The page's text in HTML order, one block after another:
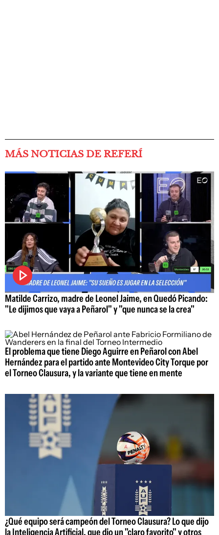
MÁS NOTICIAS DE REFERÍ
Matilde Carrizo, madre de Leonel Jaime, en Quedó Picando:
"Le dijimos que vaya a Peñarol" y "que nunca se la crea"
El problema que tiene Diego Aguirre en Peñarol con Abel
Hernández para el partido ante Montevideo City Torque por
el Torneo Clausura, y la variante que tiene en mente
¿Qué equipo será campeón del Torneo Clausura? Lo que dijo
la Inteligencia Artificial, que dio un "claro favorito" y otros